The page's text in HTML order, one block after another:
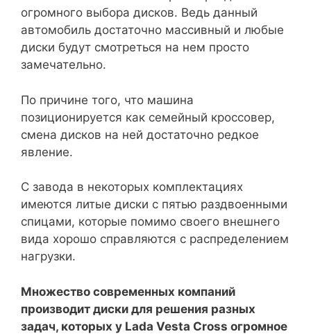
огромного выбора дисков. Ведь данный
автомобиль достаточно массивный и любые
диски будут смотреться на нем просто
замечательно.
По причине того, что машина
позиционируется как семейный кроссовер,
смена дисков на ней достаточно редкое
явление.
С завода в некоторых комплектациях
имеются литые диски с пятью раздвоенными
спицами, которые помимо своего внешнего
вида хорошо справляются с распределением
нагрузки.
Множество современных компаний
производит диски для решения разных
задач, которых у Lada Vesta Cross огромное